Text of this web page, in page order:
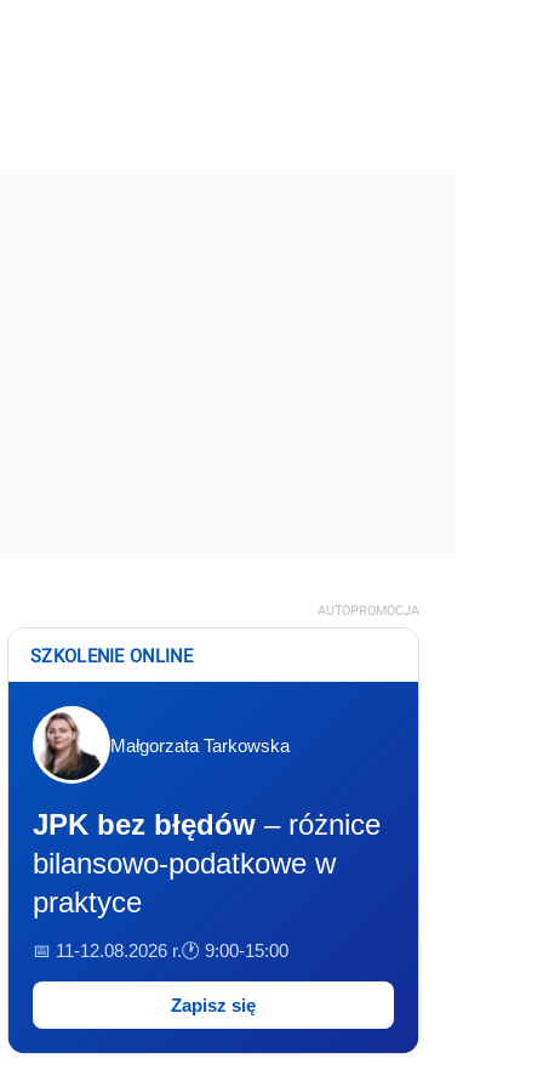
AUTOPROMOCJA
SZKOLENIE ONLINE
Małgorzata Tarkowska
JPK bez błędów – różnice
bilansowo-podatkowe w
praktyce
📅 11-12.08.2026 r.🕐 9:00-15:00
Zapisz się